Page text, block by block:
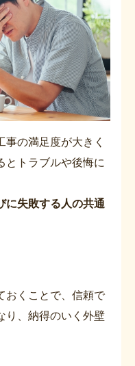
の満足度が大きく
とトラブルや後悔に
に失敗する人の共通
おくことで、信頼で
り、納得のいく外壁